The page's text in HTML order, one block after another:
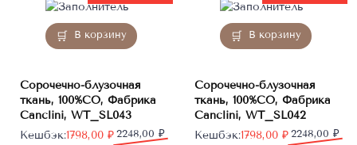
В корзину
Сорочечно-блузочная
ткань, 100%CO, Фабрика
Canclini, WT_SL043
2248,00 ₽
Первоначальная
1798,00 ₽
Текущая
Кешбэк:
В корзину
Сорочечно-блузочная
ткань, 100%CO, Фабрика
Canclini, WT_SL042
2248,00 ₽
Первоначальная
1798,00 ₽
Текущая
Кешбэк: